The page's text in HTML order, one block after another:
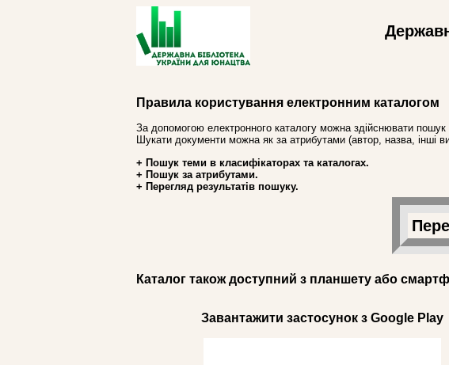
Правила користування електронним каталогом
За допомогою електронного каталогу можна здійснювати
Шукати документи можна як за атрибутами (автор, назва, інші
+ Пошук теми в класифікаторах та каталогах.
+ Пошук за атрибутами.
+ Перегляд результатів пошуку.
Каталог також доступний з планшету або
Завантажити застосунок з Google Play